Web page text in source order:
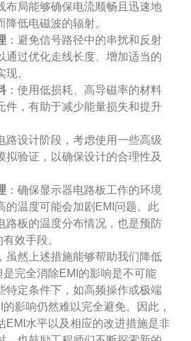
布局能够确保电流顺畅且迅速地
降低电磁波的辐射。
：避免信号路径中的串扰和反射
通过优化走线长度、增加适当的
。
：使用低损耗、高导磁率的材料
件，有助于减少能量损失和提升
路设计阶段，考虑使用一些高级
拟验证，以确保设计的合理性及
：确保显示器电路板工作的环境
的温度可能会加剧EMI问题。此
路板的温度分布情况，也是预防
效手段。
虽然上述措施能够帮助我们降低
是完全消除EMI的影响是不可能
特定条件下，如高频操作或极端
影响仍然难以完全避免。因此，
EMI水平以及相应的改进措施是非